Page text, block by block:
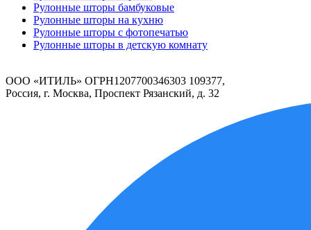
Рулонные шторы бамбуковые
Рулонные шторы на кухню
Рулонные шторы с фотопечатью
Рулонные шторы в детскую комнату
ООО «ИТИЛЬ» ОГРН1207700346303 109377,
Россия, г. Москва, Проспект Рязанский, д. 32